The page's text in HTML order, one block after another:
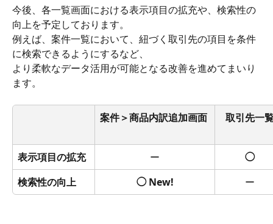
今後、各一覧画面における表示項目の拡充や、検索性の
向上を予定しております。
例えば、案件一覧において、紐づく取引先の項目を条件
に検索できるようにするなど、
より柔軟なデータ活用が可能となる改善を進めてまいり
ます。
案件＞商品内訳追加画面 取引先一
表示項目の拡充 ー
◯
検索性の向上
◯ New! ー